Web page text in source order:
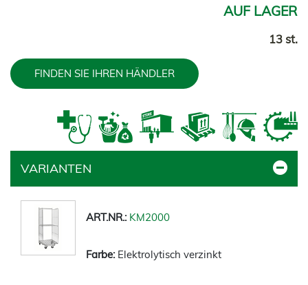
AUF LAGER
13 st.
FINDEN SIE IHREN HÄNDLER
VARIANTEN
KM2000
Elektrolytisch verzinkt